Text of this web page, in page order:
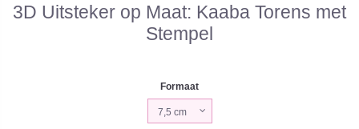
3D Uitsteker op Maat: Kaaba Torens met
Stempel
Formaat